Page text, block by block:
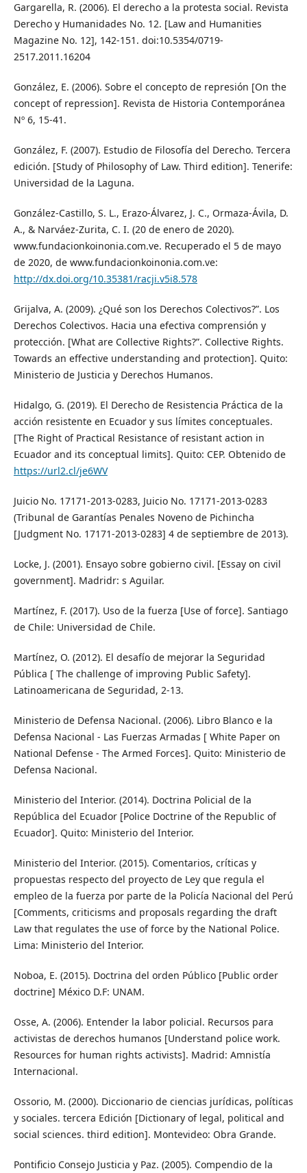
Gargarella, R. (2006). El derecho a la protesta social. Revista
Derecho y Humanidades No. 12. [Law and Humanities
Magazine No. 12], 142-151. doi:10.5354/0719-
2517.2011.16204
González, E. (2006). Sobre el concepto de represión [On the
concept of repression]. Revista de Historia Contemporánea
Nº 6, 15-41.
González, F. (2007). Estudio de Filosofía del Derecho. Tercera
edición. [Study of Philosophy of Law. Third edition]. Tenerife:
Universidad de la Laguna.
González-Castillo, S. L., Erazo-Álvarez, J. C., Ormaza-Ávila, D.
A., & Narváez-Zurita, C. I. (20 de enero de 2020).
www.fundacionkoinonia.com.ve. Recuperado el 5 de mayo
de 2020, de www.fundacionkoinonia.com.ve:
http://dx.doi.org/10.35381/racji.v5i8.578
Grijalva, A. (2009). ¿Qué son los Derechos Colectivos?”. Los
Derechos Colectivos. Hacia una efectiva comprensión y
protección. [What are Collective Rights?”. Collective Rights.
Towards an effective understanding and protection]. Quito:
Ministerio de Justicia y Derechos Humanos.
Hidalgo, G. (2019). El Derecho de Resistencia Práctica de la
acción resistente en Ecuador y sus límites conceptuales.
[The Right of Practical Resistance of resistant action in
Ecuador and its conceptual limits]. Quito: CEP. Obtenido de
https://url2.cl/je6WV
Juicio No. 17171-2013-0283, Juicio No. 17171-2013-0283
(Tribunal de Garantías Penales Noveno de Pichincha
[Judgment No. 17171-2013-0283] 4 de septiembre de 2013).
Locke, J. (2001). Ensayo sobre gobierno civil. [Essay on civil
government]. Madridr: s Aguilar.
Martínez, F. (2017). Uso de la fuerza [Use of force]. Santiago
de Chile: Universidad de Chile.
Martínez, O. (2012). El desafío de mejorar la Seguridad
Pública [ The challenge of improving Public Safety].
Latinoamericana de Seguridad, 2-13.
Ministerio de Defensa Nacional. (2006). Libro Blanco e la
Defensa Nacional - Las Fuerzas Armadas [ White Paper on
National Defense - The Armed Forces]. Quito: Ministerio de
Defensa Nacional.
Ministerio del Interior. (2014). Doctrina Policial de la
República del Ecuador [Police Doctrine of the Republic of
Ecuador]. Quito: Ministerio del Interior.
Ministerio del Interior. (2015). Comentarios, críticas y
propuestas respecto del proyecto de Ley que regula el
empleo de la fuerza por parte de la Policía Nacional del Perú
[Comments, criticisms and proposals regarding the draft
Law that regulates the use of force by the National Police.
Lima: Ministerio del Interior.
Noboa, E. (2015). Doctrina del orden Público [Public order
doctrine] México D.F: UNAM.
Osse, A. (2006). Entender la labor policial. Recursos para
activistas de derechos humanos [Understand police work.
Resources for human rights activists]. Madrid: Amnistía
Internacional.
Ossorio, M. (2000). Diccionario de ciencias jurídicas, políticas
y sociales. tercera Edición [Dictionary of legal, political and
social sciences. third edition]. Montevideo: Obra Grande.
Pontificio Consejo Justicia y Paz. (2005). Compendio de la